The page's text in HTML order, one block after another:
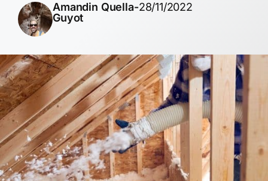
Amandin Quella-
Guyot
28/11/2022